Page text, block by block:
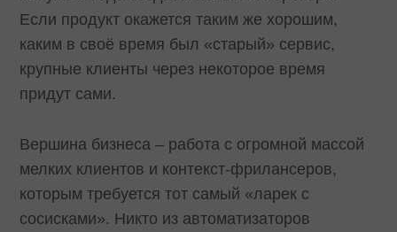
Если продукт окажется таким же хорошим,
каким в своё время был «старый» сервис,
крупные клиенты через некоторое время
придут сами.
Вершина бизнеса – работа с огромной массой
мелких клиентов и контекст-фрилансеров,
которым требуется тот самый «ларeк с
сосисками». Никто из автоматизаторов